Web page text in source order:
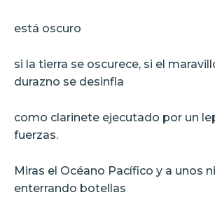
está oscuro
si la tierra se oscurece, si el
durazno se desinfla
como clarinete ejecutado por un
fuerzas.
Miras el Océano Pacífico y a unos
enterrando botellas